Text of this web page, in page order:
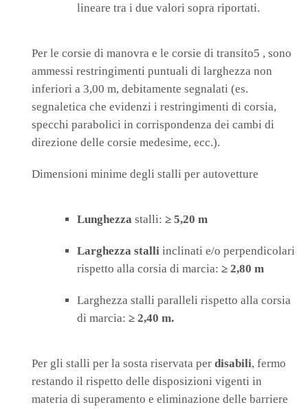
lineare tra i due valori sopra riportati.
Per le corsie di manovra e le corsie di transito5 , sono
ammessi restringimenti puntuali di larghezza non
inferiori a 3,00 m, debitamente segnalati (es.
segnaletica che evidenzi i restringimenti di corsia,
specchi parabolici in corrispondenza dei cambi di
direzione delle corsie medesime, ecc.).
Dimensioni minime degli stalli per autovetture
Lunghezza stalli: ≥ 5,20 m
Larghezza stalli inclinati e/o perpendicolari
rispetto alla corsia di marcia: ≥ 2,80 m
Larghezza stalli paralleli rispetto alla corsia
di marcia: ≥ 2,40 m.
Per gli stalli per la sosta riservata per disabili, fermo
restando il rispetto delle disposizioni vigenti in
materia di superamento e eliminazione delle barriere